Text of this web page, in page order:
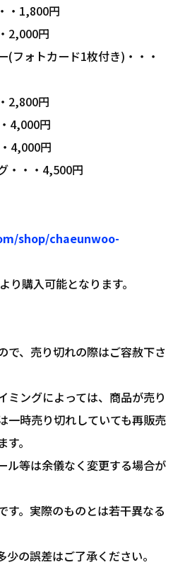
・1,800円
2,000円
(フォトカード1枚付き)・・・
2,800円
4,000円
4,000円
・・・4,500円
shop/chaeunwoo-
購入可能となります。
、売り切れの際はご容赦下さ
ングによっては、商品が売り
一時売り切れしていても再販売
。
ル等は余儀なく変更する場合が
。実際のものとは若干異なる
の誤差はご了承ください。